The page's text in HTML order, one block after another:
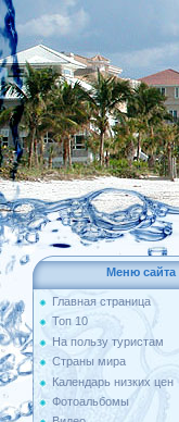
Меню сайта
Главная страница
Топ 10
На пользу туристам
Страны мира
Календарь низких цен
Фотоальбомы